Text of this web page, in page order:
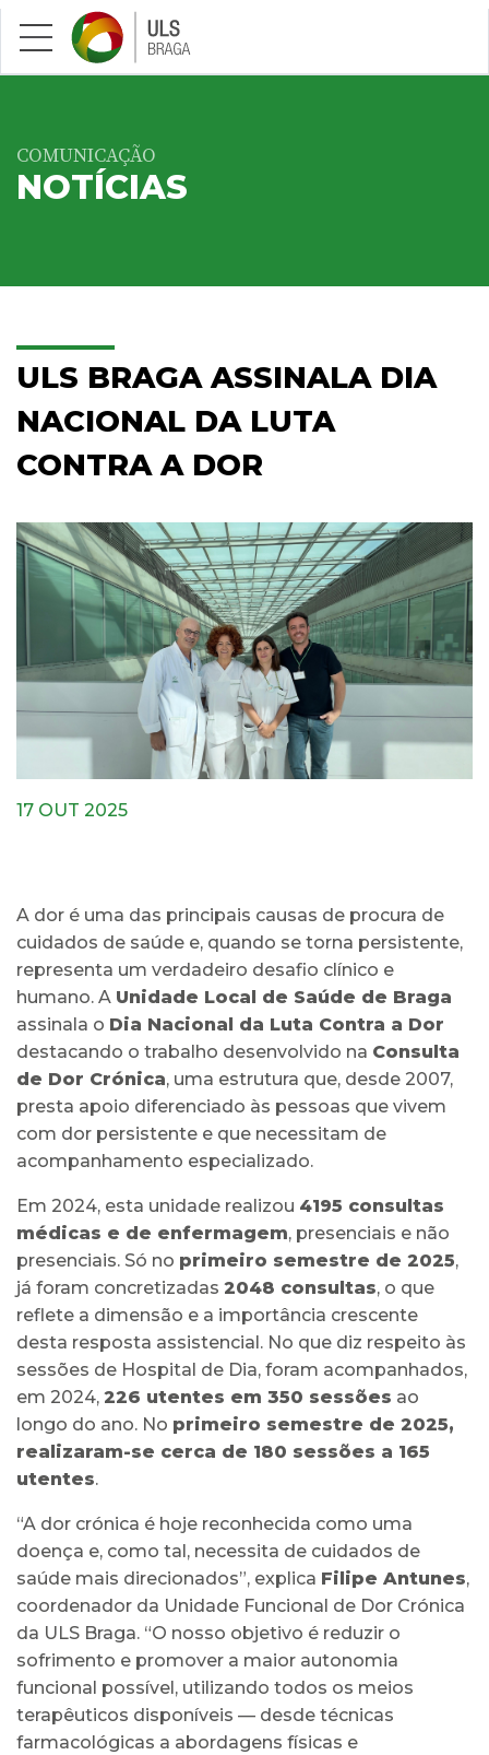
Saltar para conteúdo principal
COMUNICAÇÃO
NOTÍCIAS
ULS BRAGA ASSINALA DIA
NACIONAL DA LUTA
CONTRA A DOR
17 OUT 2025
A dor é uma das principais causas de procura de
cuidados de saúde e, quando se torna persistente,
representa um verdadeiro desafio clínico e
humano. A Unidade Local de Saúde de Braga
assinala o Dia Nacional da Luta Contra a Dor
destacando o trabalho desenvolvido na Consulta
de Dor Crónica, uma estrutura que, desde 2007,
presta apoio diferenciado às pessoas que vivem
com dor persistente e que necessitam de
acompanhamento especializado.
Em 2024, esta unidade realizou 4195 consultas
médicas e de enfermagem, presenciais e não
presenciais. Só no primeiro semestre de 2025,
já foram concretizadas 2048 consultas, o que
reflete a dimensão e a importância crescente
desta resposta assistencial. No que diz respeito às
sessões de Hospital de Dia, foram acompanhados,
em 2024, 226 utentes em 350 sessões ao
longo do ano. No primeiro semestre de 2025,
realizaram-se cerca de 180 sessões a 165
utentes.
“A dor crónica é hoje reconhecida como uma
doença e, como tal, necessita de cuidados de
saúde mais direcionados”, explica Filipe Antunes,
coordenador da Unidade Funcional de Dor Crónica
da ULS Braga. “O nosso objetivo é reduzir o
sofrimento e promover a maior autonomia
funcional possível, utilizando todos os meios
terapêuticos disponíveis — desde técnicas
farmacológicas a abordagens físicas e